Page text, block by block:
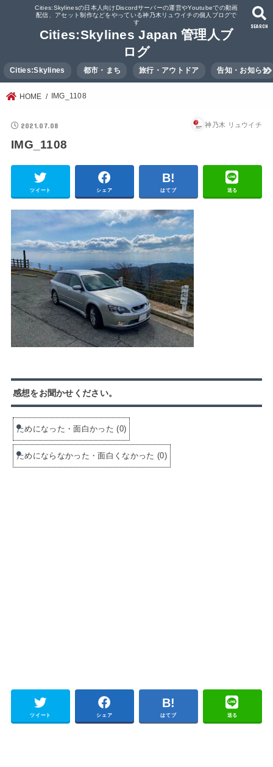
Cities:Skylinesの日本人向けDiscordサーバーの運営やYoutubeでの動画
配信、アセット制作などをやっている神乃木リュウイチの個人ブログで
す
Cities:Skylines Japan 管理人ブ
ログ
SEARCH
Cities:Skylines 都市・まち 旅行・アウトドア 告知・お知らせ
HOME IMG_1108
2021.07.08 神乃木 リュウイチ
IMG_1108
ツイート シェア はてブ 送る
感想をお聞かせください。
ためになった・面白かった (0)
ためにならなかった・面白くなかった (0)
ツイート シェア はてブ 送る